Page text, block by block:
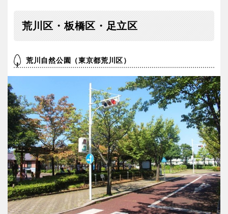
荒川区・板橋区・足立区
荒川自然公園（東京都荒川区）